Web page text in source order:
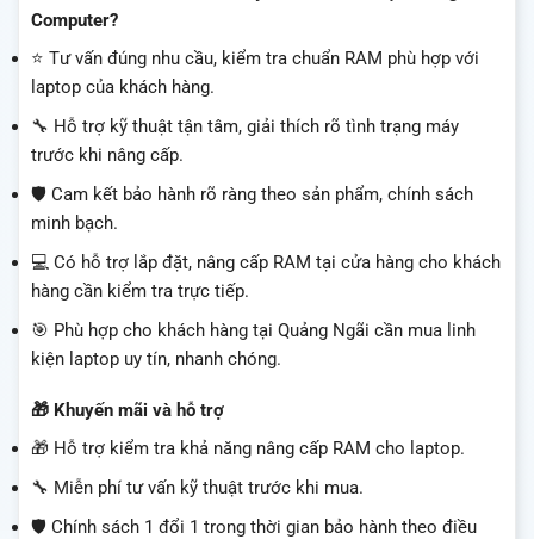
Computer?
⭐ Tư vấn đúng nhu cầu, kiểm tra chuẩn RAM phù hợp với
laptop của khách hàng.
🔧 Hỗ trợ kỹ thuật tận tâm, giải thích rõ tình trạng máy
trước khi nâng cấp.
🛡️ Cam kết bảo hành rõ ràng theo sản phẩm, chính sách
minh bạch.
💻 Có hỗ trợ lắp đặt, nâng cấp RAM tại cửa hàng cho khách
hàng cần kiểm tra trực tiếp.
🎯 Phù hợp cho khách hàng tại Quảng Ngãi cần mua linh
kiện laptop uy tín, nhanh chóng.
🎁 Khuyến mãi và hỗ trợ
🎁 Hỗ trợ kiểm tra khả năng nâng cấp RAM cho laptop.
🔧 Miễn phí tư vấn kỹ thuật trước khi mua.
🛡️ Chính sách 1 đổi 1 trong thời gian bảo hành theo điều